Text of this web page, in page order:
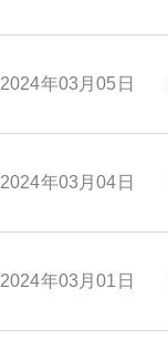
2024年03月05日
2024年03月04日
2024年03月01日